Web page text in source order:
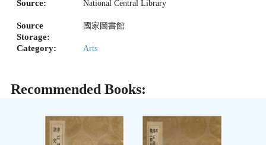
Source: National Central Library
Source
Storage:
國家圖書館
Category: Arts
Recommended Books: